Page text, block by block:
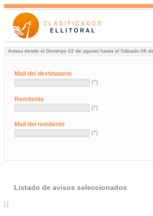
Avisos desde el Domingo 02 de agosto hasta el Sábado 08
Mail del destinatario
(*)
Remitente
(*)
Mail del remitente
(*)
Listado de avisos seleccionados